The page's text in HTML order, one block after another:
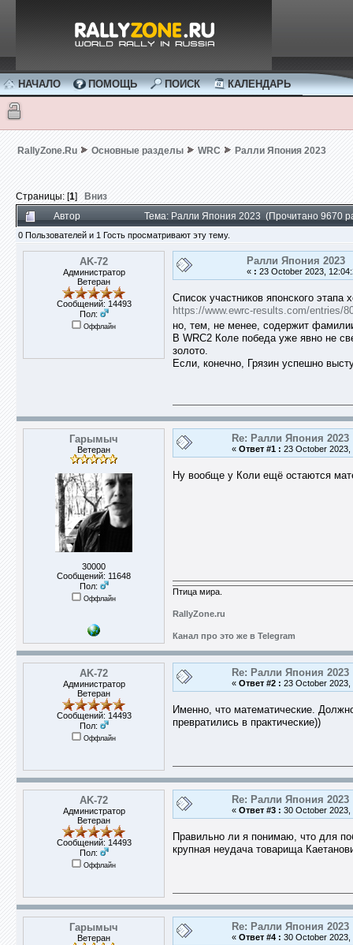
НАЧАЛО ПОМОЩЬ ПОИСК КАЛЕНДАРЬ
RallyZone.Ru Основные разделы WRC Ралли Япония 2023
Страницы: [1] Вниз
Автор
Тема: Ралли Япония 2023 (Прочитано 9670
0 Пользователей и 1 Гость просматривают эту тему.
AK-72
Администратор
Ветеран
Сообщений: 14493
Пол:
Оффлайн
Ралли Япония 2023
« : 23 October 2023,
Список участников японского этапа
https://www.ewrc-results.com/entries/
но, тем, не менее, содержит
В WRC2 Коле победа уже явно не
золото.
Если, конечно, Грязин успешно
Гарымыч
Ветеран
30000
Сообщений: 11648
Пол:
Оффлайн
Re: Ралли Япония 2023
« Ответ #1 : 23 October 2023,
Ну вообще у Коли ещё остаются
Птица мира.
RallyZone.ru
Канал про это же в Telegram
AK-72
Администратор
Ветеран
Сообщений: 14493
Пол:
Оффлайн
Re: Ралли Япония 2023
« Ответ #2 : 23 October 2023,
Именно, что математические.
превратились в практические))
AK-72
Администратор
Ветеран
Сообщений: 14493
Пол:
Оффлайн
Re: Ралли Япония 2023
« Ответ #3 : 30 October 2023,
Правильно ли я понимаю, что для
крупная неудача товарища
Гарымыч
Ветеран
Re: Ралли Япония 2023
« Ответ #4 : 30 October 2023,